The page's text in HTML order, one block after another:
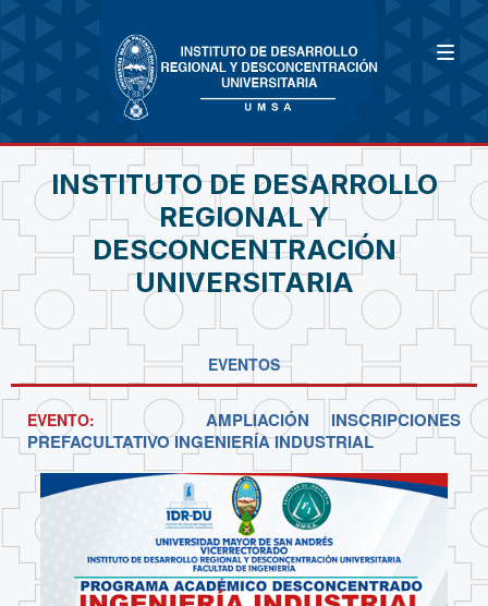
INSTITUTO DE DESARROLLO
REGIONAL Y
DESCONCENTRACIÓN
UNIVERSITARIA
EVENTOS
EVENTO: AMPLIACIÓN INSCRIPCIONES
PREFACULTATIVO INGENIERÍA INDUSTRIAL